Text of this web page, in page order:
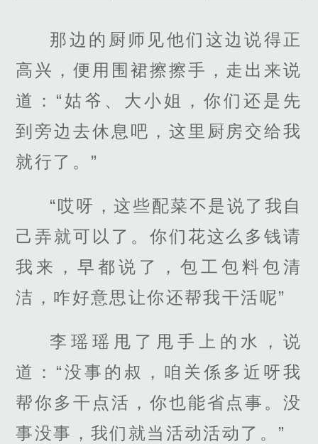
那边的厨师见他们这边说得正
高兴，便用围裙擦擦手，走出来说
道：“姑爷、大小姐，你们还是先
到旁边去休息吧，这里厨房交给我
就行了。”
“哎呀，这些配菜不是说了我自
己弄就可以了。你们花这么多钱请
我来，早都说了，包工包料包清
洁，咋好意思让你还帮我干活呢”
李瑶瑶甩了甩手上的水，说
道：“没事的叔，咱关係多近呀我
帮你多干点活，你也能省点事。没
事没事，我们就当活动活动了。”